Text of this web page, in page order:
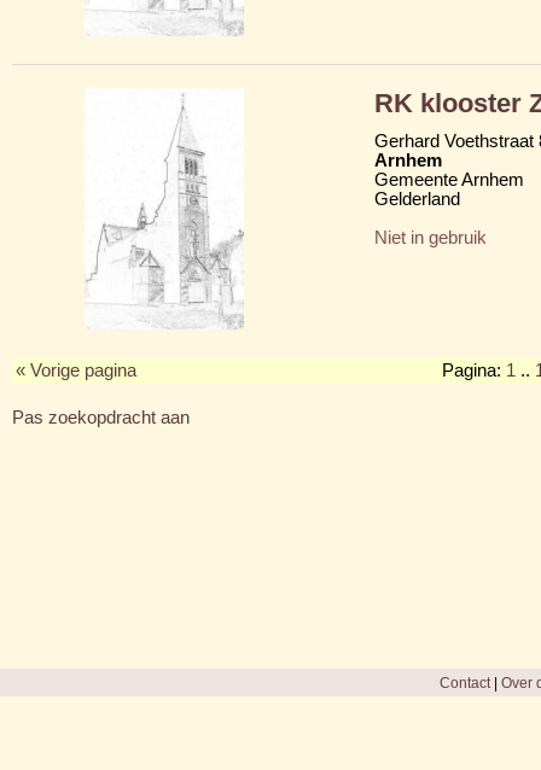
RK klooster
Gerhard Voethstraat
Arnhem
Gemeente Arnhem
Gelderland
Niet in gebruik
« Vorige pagina Pagina: 1 ..
Pas zoekopdracht aan
Contact| Over